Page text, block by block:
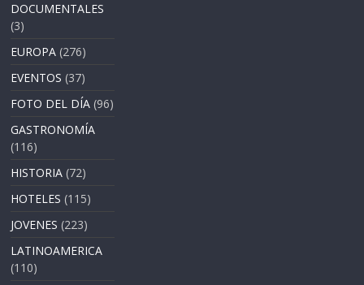
DOCUMENTALES
(3)
EUROPA (276)
EVENTOS (37)
FOTO DEL DÍA (96)
GASTRONOMÍA
(116)
HISTORIA (72)
HOTELES (115)
JOVENES (223)
LATINOAMERICA
(110)